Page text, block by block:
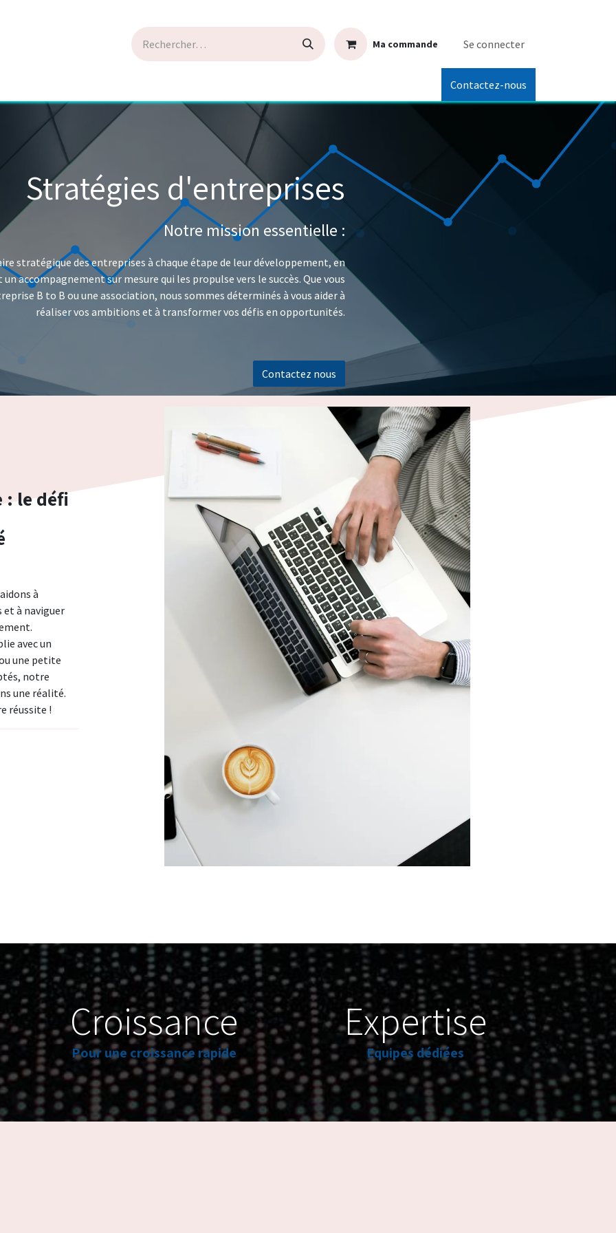
Ma commande Se connecter
Contactez-nous
Stratégies d'entreprises
Notre mission essentielle :
stratégique des entreprises à chaque étape de leur développement, en
accompagnement sur mesure qui les propulse vers le succès. Que vous
B to B ou une association, nous sommes déterminés à vous aider à
réaliser vos ambitions et à transformer vos défis en opportunités.
Contactez nous
: le défi
à
et à naviguer
avec un
une petite
notre
une réalité.
réussite !
Croissance
Pour une croissance rapide
Expertise
Equipes dédiées